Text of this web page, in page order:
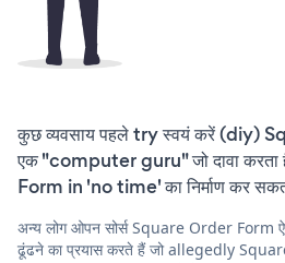
कुछ व्यवसाय पहले try स्वयं करें (diy)
एक "computer guru" जो दावा
Form in 'no time' का निर्माण कर
अन्य लोग ओपन सोर्स Square Order Form
ढूंढने का प्रयास करते हैं जो allegedly